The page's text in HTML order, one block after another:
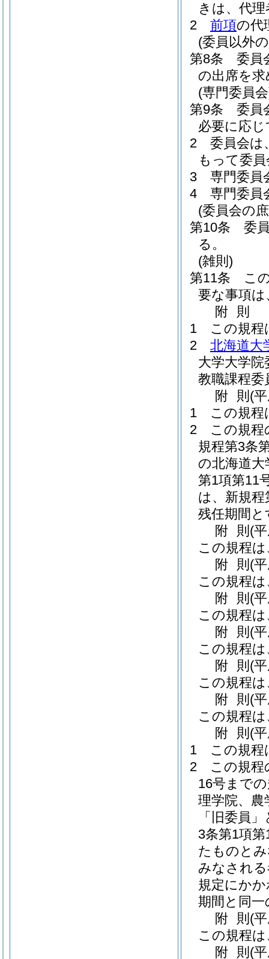
きは、代
2
前項の代
(委員以外
第8条
委員
の出席を
(専門委員
第9条
委員
必要に応
2
委員会は
もって委
3
専門委員
4
専門委員
(委員会の
第10条
委
る。
(雑則)
第11条
こ
要な事項
附 則
1
この規程
2
北海道大
大学大学院
教職課程委
附 則 (
1
この規程
2
この規程
規程第3条
の北海道大
第1項第11
は、新規
残任期間と
附 則 (
この規程
附 則 (
この規程
附 則 (
この規程
附 則 (
この規程
附 則 (
この規程
附 則 (
この規程
附 則 (
1
この規程
2
この規程
16号まで
理学院、農
「旧委員
3条第1項
たものと
みなされ
規定にか
期間と同
附 則 (
この規程
附 則 (